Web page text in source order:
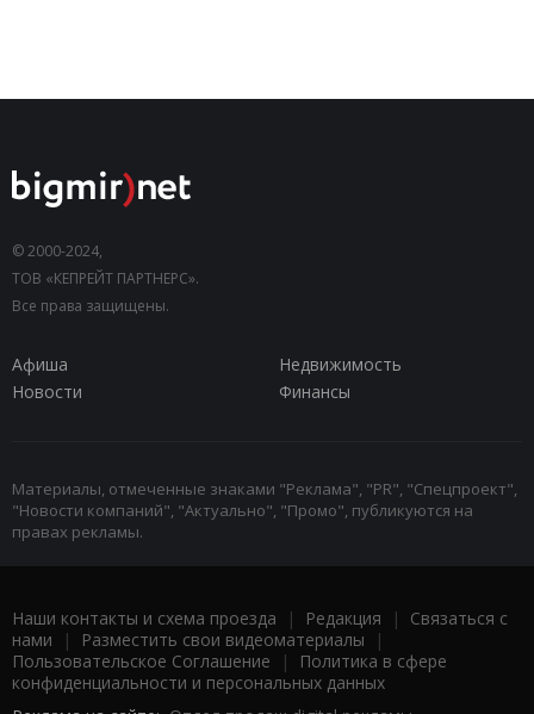
© 2000-2024,
ТОВ «КЕПРЕЙТ ПАРТНЕРС».
Все права защищены.
Афиша
Недвижимость
Новости
Финансы
Материалы, отмеченные знаками "Реклама", "PR", "Спецпроект",
"Новости компаний", "Актуально", "Промо", публикуются на
правах рекламы.
Наши контакты и схема проезда | Редакция | Связаться с
нами | Разместить свои видеоматериалы |
Пользовательское Соглашение |
Политика в сфере
конфиденциальности и персональных данных